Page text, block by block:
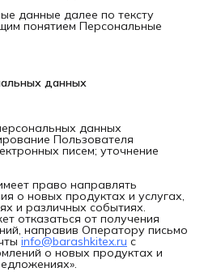
далее по тексту
понятием Персональные
данных
данных
Пользователя
писем; уточнение
право направлять
о новых продуктах и услугах,
и различных событиях.
отказаться от получения
направив Оператору письмо
info@barashkitex.ru с
о новых продуктах и